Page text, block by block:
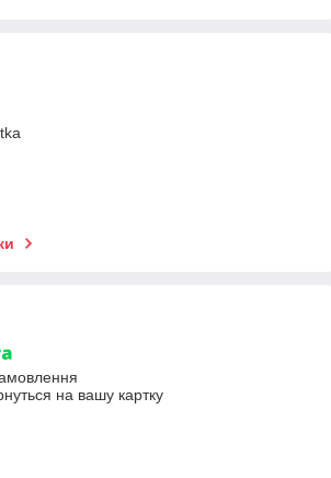
на вашу картку